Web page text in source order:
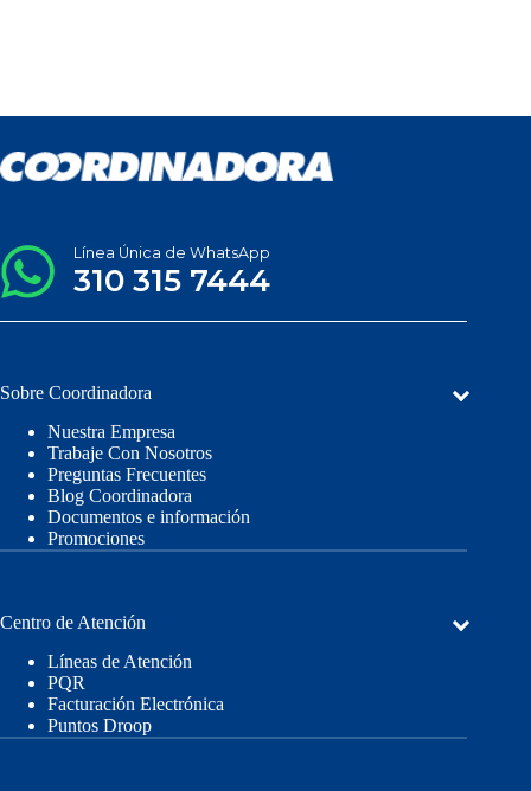
Línea Única de WhatsApp
310 315 7444
Sobre Coordinadora
Nuestra Empresa
Trabaje Con Nosotros
Preguntas Frecuentes
Blog Coordinadora
Documentos e información
Promociones
Centro de Atención
Líneas de Atención
PQR
Facturación Electrónica
Puntos Droop